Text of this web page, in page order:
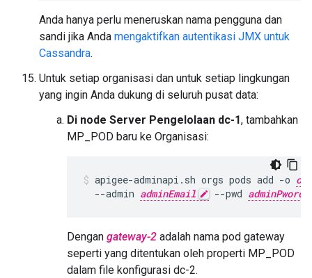
Anda hanya perlu meneruskan nama pengguna dan
sandi jika Anda mengaktifkan autentikasi JMX untuk
Cassandra.
Untuk setiap organisasi dan untuk setiap lingkungan
yang ingin Anda dukung di seluruh pusat data:
Di node Server Pengelolaan dc-1, tambahkan
MP_POD baru ke Organisasi:
apigee-adminapi.sh orgs pods add -o
  --admin
adminEmail --pwd adminPword
Dengan gateway-2 adalah nama pod gateway
seperti yang ditentukan oleh properti MP_POD
dalam file konfigurasi dc-2.